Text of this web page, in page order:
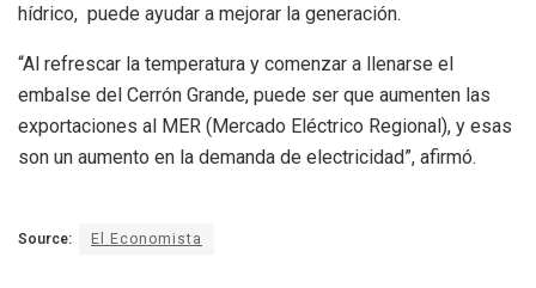
hídrico, puede ayudar a mejorar la generación.
“Al refrescar la temperatura y comenzar a llenarse el
embalse del Cerrón Grande, puede ser que aumenten las
exportaciones al MER (Mercado Eléctrico Regional), y esas
son un aumento en la demanda de electricidad”, afirmó.
Source: El Economista